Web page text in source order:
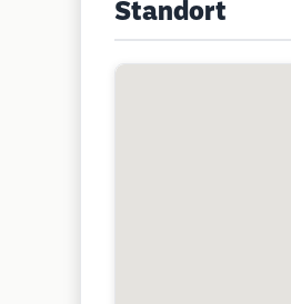
Standort